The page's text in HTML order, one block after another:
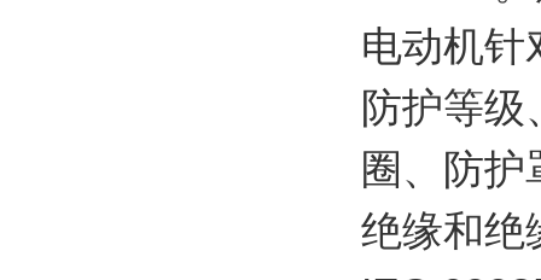
电动机针
防护等
圈、防护
绝缘和绝